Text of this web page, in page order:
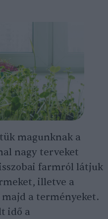
magunknak a
nagy terveket
farmról látjuk
illetve a
a terményeket.
idő a